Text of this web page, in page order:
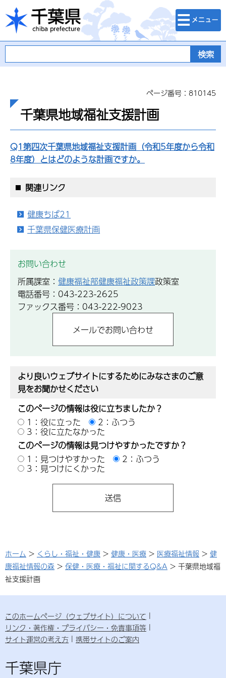
千葉県
検索・メニュ
ー
ページ番号：810145
千葉県地域福祉支援計画
Q1第四次千葉県地域福祉支援計画（令和5年度から令和
8年度）とはどのような計画ですか。
関連リンク
健康ちば21
千葉県保健医療計画
お問い合わせ
所属課室： 健康福祉部健康福祉政策課政策室
電話番号：043-223-2625
ファックス番号：043-222-9023
より良いウェブサイトにするためにみなさまのご意
見をお聞かせください
このページの情報は役に立ちましたか？
1：役に立った
2：ふつう
3：役に立たなかった
このページの情報は見つけやすかったですか？
1：見つけやすかった
2：ふつう
3：見つけにくかった
ホーム > くらし・福祉・健康 > 健康・医療 > 医療福祉情報 > 健
康福祉情報の森 > 保健・医療・福祉に関するQ&A > 千葉県地域福
祉支援計画
このホームページ（ウェブサイト）について
リンク・著作権・プライバシー・免責事項等
サイト運営の考え方
携帯サイトのご案内
千葉県庁